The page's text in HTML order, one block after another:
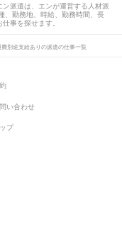
派遣は、エンが運営する人材派
、勤務地、時給、勤務時間、長
事を探せます。
別途支給ありの派遣の仕事一覧
い合わせ
プ